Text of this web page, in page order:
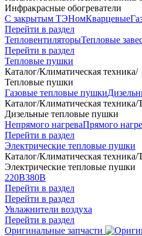
Инфракрасные обогреватели
С закрытым ТЭНомКварцевые
Перейти в раздел
ТепловентиляторыТепловые
Перейти в раздел
Тепловые пушки
Каталог/Климатическая техника/
Тепловые пушки
Газовые тепловые пушки
Каталог/Климатическая техника/
Дизельные тепловые пушки
Непрямого нагреваПрямого
Перейти в раздел
Электрические тепловые пушки
Каталог/Климатическая техника/
Электрические тепловые пушки
220В380В
Перейти в раздел
Перейти в раздел
Увлажнители воздуха
Перейти в раздел
Оригинальные запчасти